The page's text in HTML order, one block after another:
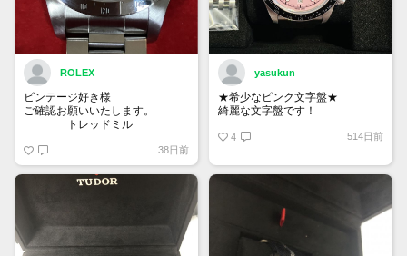
ROLEX
ビンテージ好き様
ご確認お願いいたします。
トレッドミル
38日前
yasukun
★希少なピンク文字盤★
綺麗な文字盤です！
4 514日前